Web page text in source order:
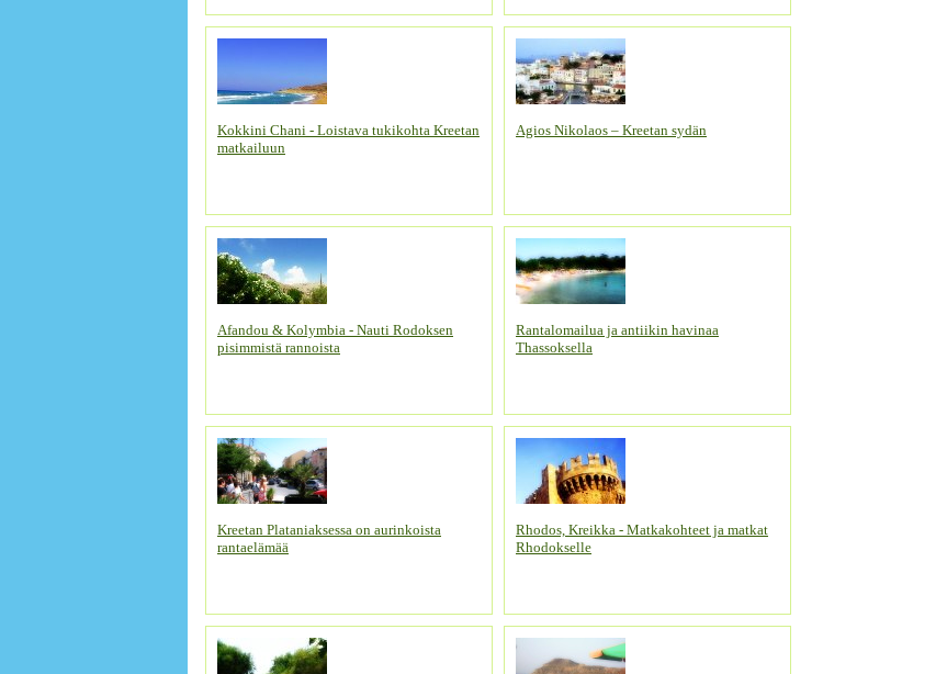
Kokkini Chani - Loistava tukikohta Kreetan
matkailuun
Agios Nikolaos – Kreetan sydän
Afandou & Kolymbia - Nauti Rodoksen
pisimmistä rannoista
Rantalomailua ja antiikin havinaa
Thassoksella
Kreetan Plataniaksessa on aurinkoista
rantaelämää
Rhodos, Kreikka - Matkakohteet ja matkat
Rhodokselle